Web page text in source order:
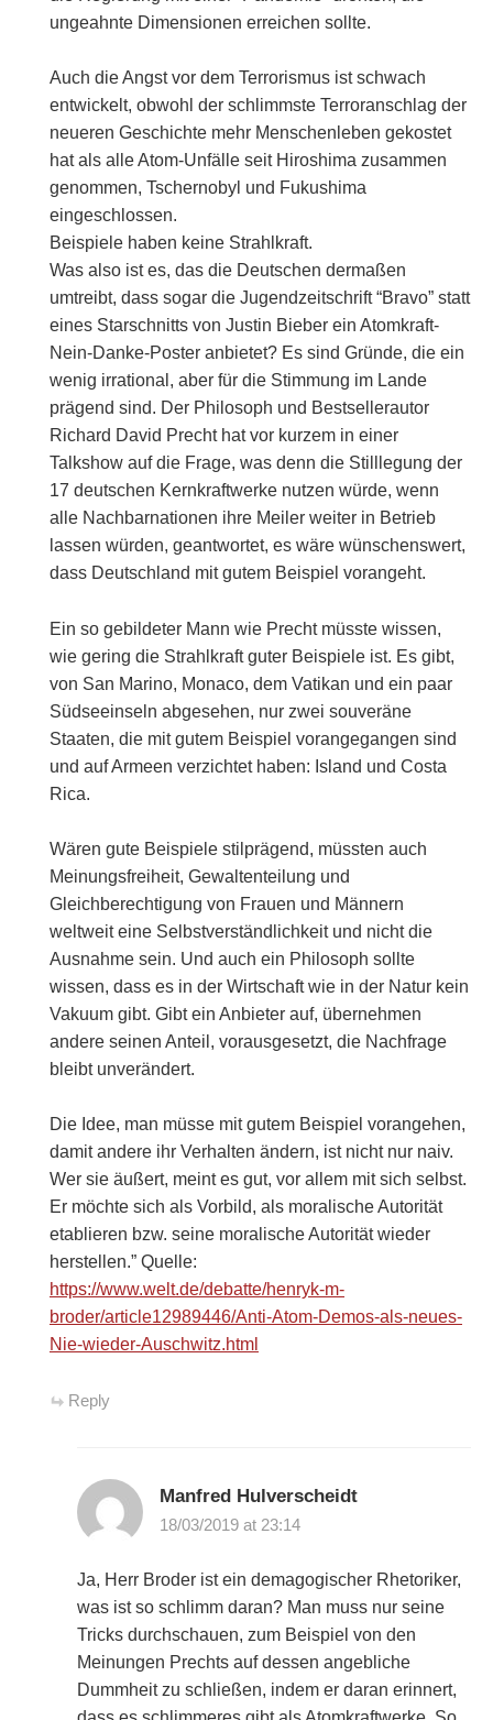
ungeahnte Dimensionen erreichen sollte.
Auch die Angst vor dem Terrorismus ist schwach
entwickelt, obwohl der schlimmste Terroranschlag der
neueren Geschichte mehr Menschenleben gekostet
hat als alle Atom-Unfälle seit Hiroshima zusammen
genommen, Tschernobyl und Fukushima
eingeschlossen.
Beispiele haben keine Strahlkraft.
Was also ist es, das die Deutschen dermaßen
umtreibt, dass sogar die Jugendzeitschrift “Bravo” statt
eines Starschnitts von Justin Bieber ein Atomkraft-
Nein-Danke-Poster anbietet? Es sind Gründe, die ein
wenig irrational, aber für die Stimmung im Lande
prägend sind. Der Philosoph und Bestsellerautor
Richard David Precht hat vor kurzem in einer
Talkshow auf die Frage, was denn die Stilllegung der
17 deutschen Kernkraftwerke nutzen würde, wenn
alle Nachbarnationen ihre Meiler weiter in Betrieb
lassen würden, geantwortet, es wäre wünschenswert,
dass Deutschland mit gutem Beispiel vorangeht.
Ein so gebildeter Mann wie Precht müsste wissen,
wie gering die Strahlkraft guter Beispiele ist. Es gibt,
von San Marino, Monaco, dem Vatikan und ein paar
Südseeinseln abgesehen, nur zwei souveräne
Staaten, die mit gutem Beispiel vorangegangen sind
und auf Armeen verzichtet haben: Island und Costa
Rica.
Wären gute Beispiele stilprägend, müssten auch
Meinungsfreiheit, Gewaltenteilung und
Gleichberechtigung von Frauen und Männern
weltweit eine Selbstverständlichkeit und nicht die
Ausnahme sein. Und auch ein Philosoph sollte
wissen, dass es in der Wirtschaft wie in der Natur kein
Vakuum gibt. Gibt ein Anbieter auf, übernehmen
andere seinen Anteil, vorausgesetzt, die Nachfrage
bleibt unverändert.
Die Idee, man müsse mit gutem Beispiel vorangehen,
damit andere ihr Verhalten ändern, ist nicht nur naiv.
Wer sie äußert, meint es gut, vor allem mit sich selbst.
Er möchte sich als Vorbild, als moralische Autorität
etablieren bzw. seine moralische Autorität wieder
herstellen.” Quelle:
https://www.welt.de/debatte/henryk-m-
broder/article12989446/Anti-Atom-Demos-als-neues-
Nie-wieder-Auschwitz.html
Reply
Manfred Hulverscheidt
18/03/2019 at 23:14
Ja, Herr Broder ist ein demagogischer Rhetoriker,
was ist so schlimm daran? Man muss nur seine
Tricks durchschauen, zum Beispiel von den
Meinungen Prechts auf dessen angebliche
Dummheit zu schließen, indem er daran erinnert,